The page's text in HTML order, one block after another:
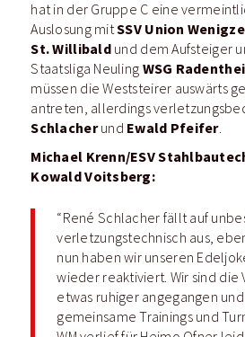
hat in der Gruppe C eine
Auslosung mitSSV Union
St. Willibaldund dem Aufsteiger
Staatsliga Neuling WSG
müssen die Weststeirer auswärts
antreten, allerdings
Schlacherund Ewald Pfeifer.
Michael Krenn/ESV
Kowald Voitsberg:
“René Schlacher fällt auf
verletzungstechnisch aus,
nun haben wir unseren
wieder reaktiviert. Wir sind
etwas ruhiger angegangen
gemeinsame Trainings und